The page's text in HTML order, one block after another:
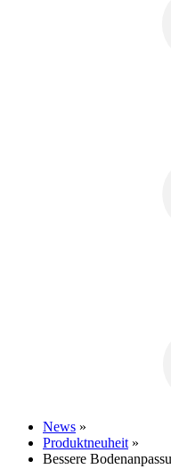
News »
Produktneuheit »
Bessere